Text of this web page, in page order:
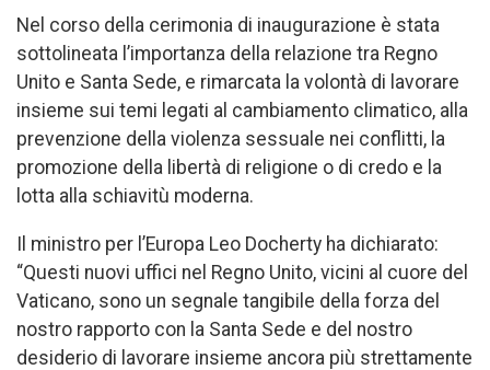
Nel corso della cerimonia di inaugurazione è stata
sottolineata l’importanza della relazione tra Regno
Unito e Santa Sede, e rimarcata la volontà di lavorare
insieme sui temi legati al cambiamento climatico, alla
prevenzione della violenza sessuale nei conflitti, la
promozione della libertà di religione o di credo e la
lotta alla schiavitù moderna.
Il ministro per l’Europa Leo Docherty ha dichiarato:
“Questi nuovi uffici nel Regno Unito, vicini al cuore del
Vaticano, sono un segnale tangibile della forza del
nostro rapporto con la Santa Sede e del nostro
desiderio di lavorare insieme ancora più strettamente